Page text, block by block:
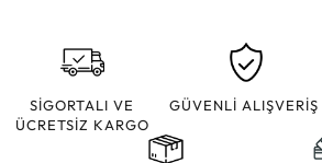
SİGORTALI VE
ÜCRETSİZ KARGO
GÜVENLİ ALIŞVERİŞ